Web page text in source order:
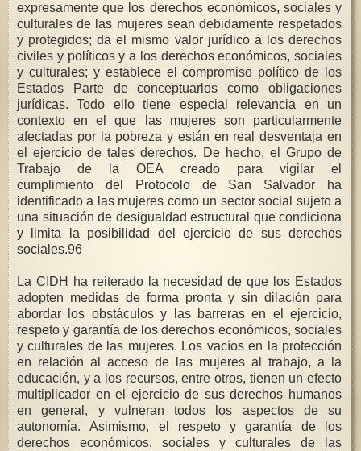
expresamente que los derechos económicos, sociales y
culturales de las mujeres sean debidamente respetados
y protegidos; da el mismo valor jurídico a los derechos
civiles y políticos y a los derechos económicos, sociales
y culturales; y establece el compromiso político de los
Estados Parte de conceptuarlos como obligaciones
jurídicas. Todo ello tiene especial relevancia en un
contexto en el que las mujeres son particularmente
afectadas por la pobreza y están en real desventaja en
el ejercicio de tales derechos. De hecho, el Grupo de
Trabajo de la OEA creado para vigilar el
cumplimiento del Protocolo de San Salvador ha
identificado a las mujeres como un sector social sujeto a
una situación de desigualdad estructural que condiciona
y limita la posibilidad del ejercicio de sus derechos
sociales.96
La CIDH ha reiterado la necesidad de que los Estados
adopten medidas de forma pronta y sin dilación para
abordar los obstáculos y las barreras en el ejercicio,
respeto y garantía de los derechos económicos, sociales
y culturales de las mujeres. Los vacíos en la protección
en relación al acceso de las mujeres al trabajo, a la
educación, y a los recursos, entre otros, tienen un efecto
multiplicador en el ejercicio de sus derechos humanos
en general, y vulneran todos los aspectos de su
autonomía. Asimismo, el respeto y garantía de los
derechos económicos, sociales y culturales de las